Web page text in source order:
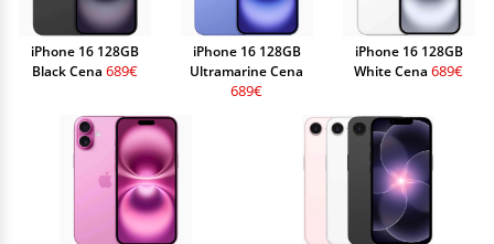
iPhone 16 128GB
Black Cena 689€
iPhone 16 128GB
Ultramarine Cena
689€
iPhone 16 128GB
White Cena 689€